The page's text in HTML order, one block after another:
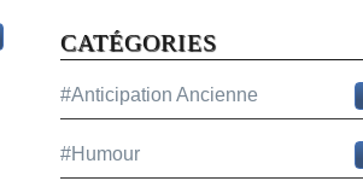
CATÉGORIES
#Anticipation Ancienne
#Humour